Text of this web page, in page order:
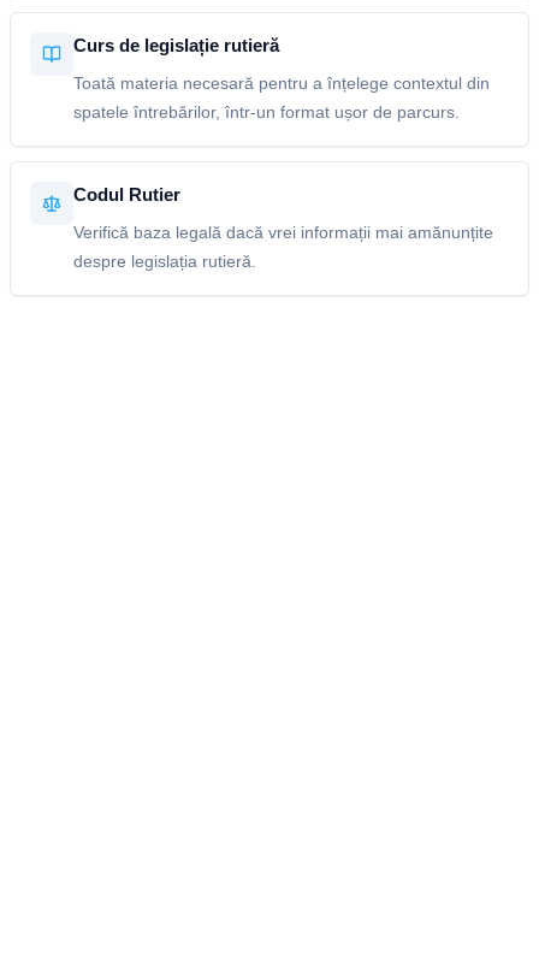
Curs de legislație rutieră
Toată materia necesară pentru a înțelege contextul din
spatele întrebărilor, într-un format ușor de parcurs.
Codul Rutier
Verifică baza legală dacă vrei informații mai amănunțite
despre legislația rutieră.